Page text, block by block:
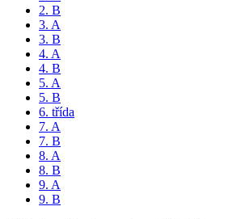
2. B
3. A
3. B
4. A
4. B
5. A
5. B
6. třída
7. A
7. B
8. A
8. B
9. A
9. B